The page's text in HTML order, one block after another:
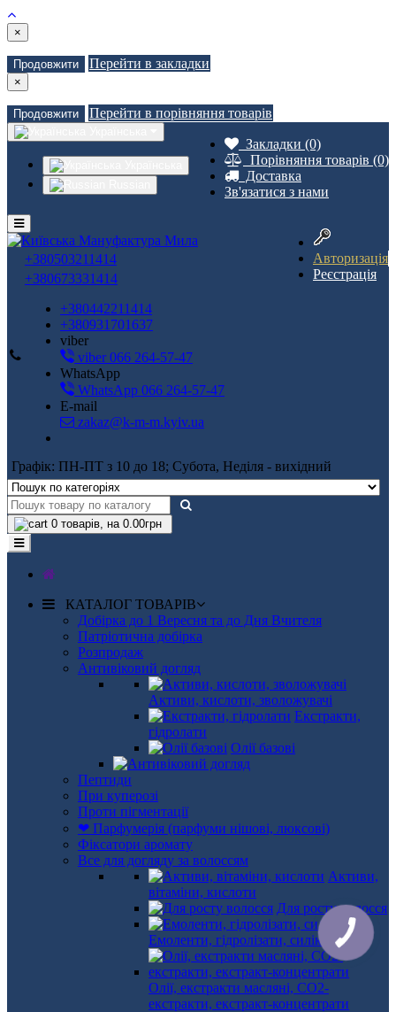
×
Продовжити Перейти в закладки
×
Продовжити Перейти в порівняння товарів
Закладки (0)
Порівняння товарів (0)
Доставка
Зв'язатися з нами
Авторизація
Реєстрація
+380503211414
+380673331414
+380442211414
+380931701637
viber
viber 066 264-57-47
WhatsApp
WhatsApp 066 264-57-47
E-mail
zakaz@k-m-m.kyiv.ua
Графік: ПН-ПТ з 10 до 18; Субота, Неділя - вихідний
0 товарів, на 0.00грн
КАТАЛОГ ТОВАРІВ
Добірка до 1 Вересня та до Дня Вчителя
Патріотична добірка
Розпродаж
Антивіковий догляд
Активи, кислоти, зволожувачі
Екстракти,
гідролати
Олії базові
Пептиди
При куперозі
Проти пігментації
❤ Парфумерія (парфуми нішові, люксові)
Фіксатори аромату
Все для догляду за волоссям
Активи,
вітаміни, кислоти
Для росту волосся
Емоленти, гідролізати, силікони
Олії, екстракти масляні, СО2-
екстракти, екстракт-концентрати